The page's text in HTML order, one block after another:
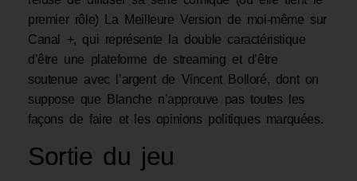
premier rôle) La Meilleure Version de moi-même sur
Canal +, qui représente la double caractéristique
d’être une plateforme de streaming et d’être
soutenue avec l’argent de Vincent Bolloré, dont on
suppose que Blanche n’approuve pas toutes les
façons de faire et les opinions politiques marquées.
Sortie du jeu